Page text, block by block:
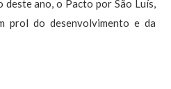
ano, o Pacto por São Luís,
prol do desenvolvimento e da